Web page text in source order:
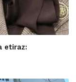
etiraz: